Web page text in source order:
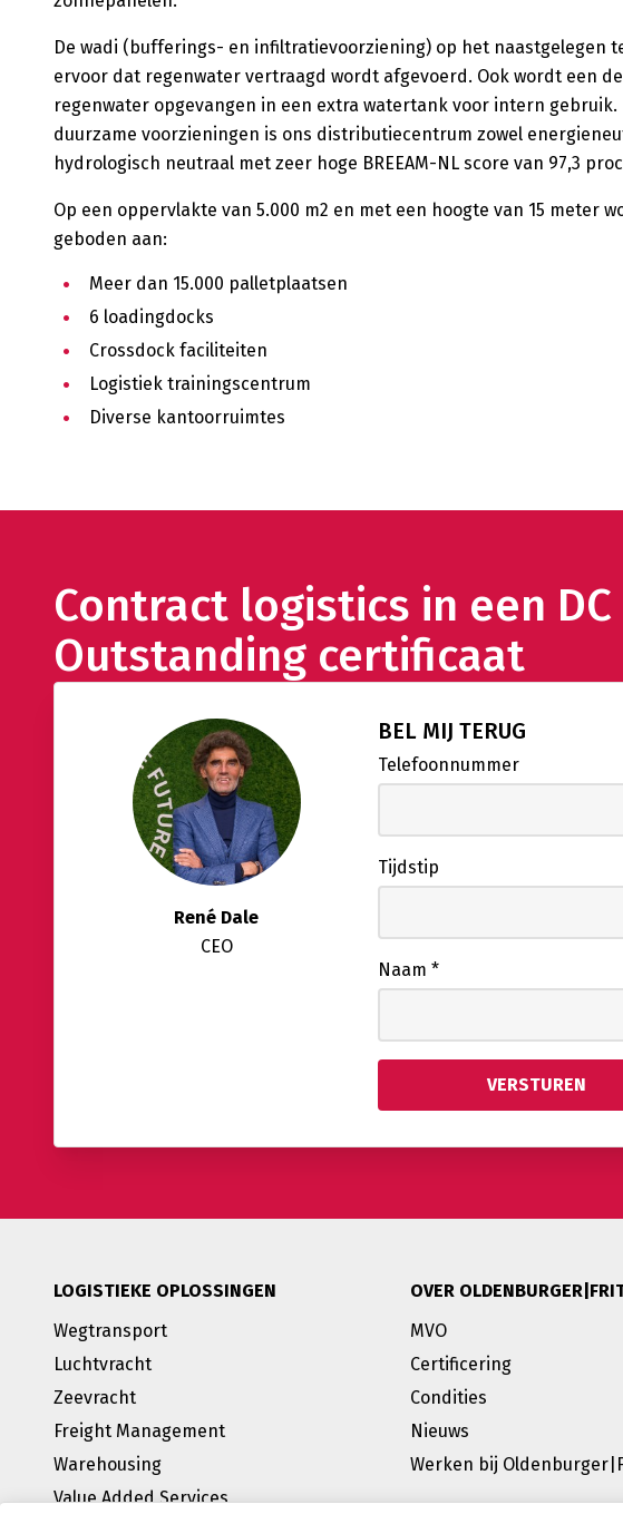
De wadi (bufferings- en infiltratievoorziening) op het naastgelegen
ervoor dat regenwater vertraagd wordt afgevoerd. Ook wordt een
regenwater opgevangen in een extra watertank voor intern gebruik.
duurzame voorzieningen is ons distributiecentrum zowel
hydrologisch neutraal met zeer hoge BREEAM-NL score van 97,3
Op een oppervlakte van 5.000 m2 en met een hoogte van 15 meter
geboden aan:
Meer dan 15.000 palletplaatsen
6 loadingdocks
Crossdock faciliteiten
Logistiek trainingscentrum
Diverse kantoorruimtes
Contract logistics in een DC
Outstanding certificaat
René Dale
CEO
BEL MIJ TERUG
Telefoonnummer
Tijdstip
Naam*
LOGISTIEKE OPLOSSINGEN
Wegtransport
Luchtvracht
Zeevracht
Freight Management
Warehousing
Value Added Services
OVER
MVO
Certificering
Condities
Nieuws
Werken bij